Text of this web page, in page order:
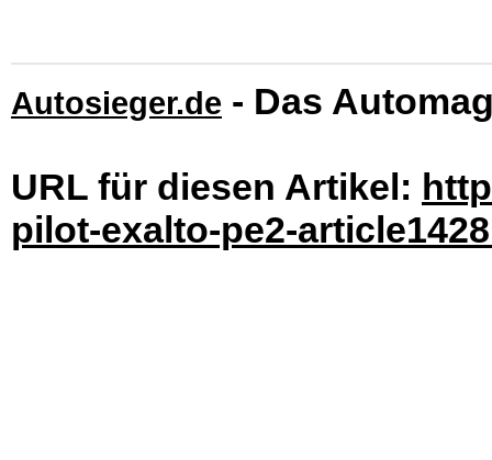
Autosieger.de - Das
URL für diesen Artikel:
pilot-exalto-pe2-